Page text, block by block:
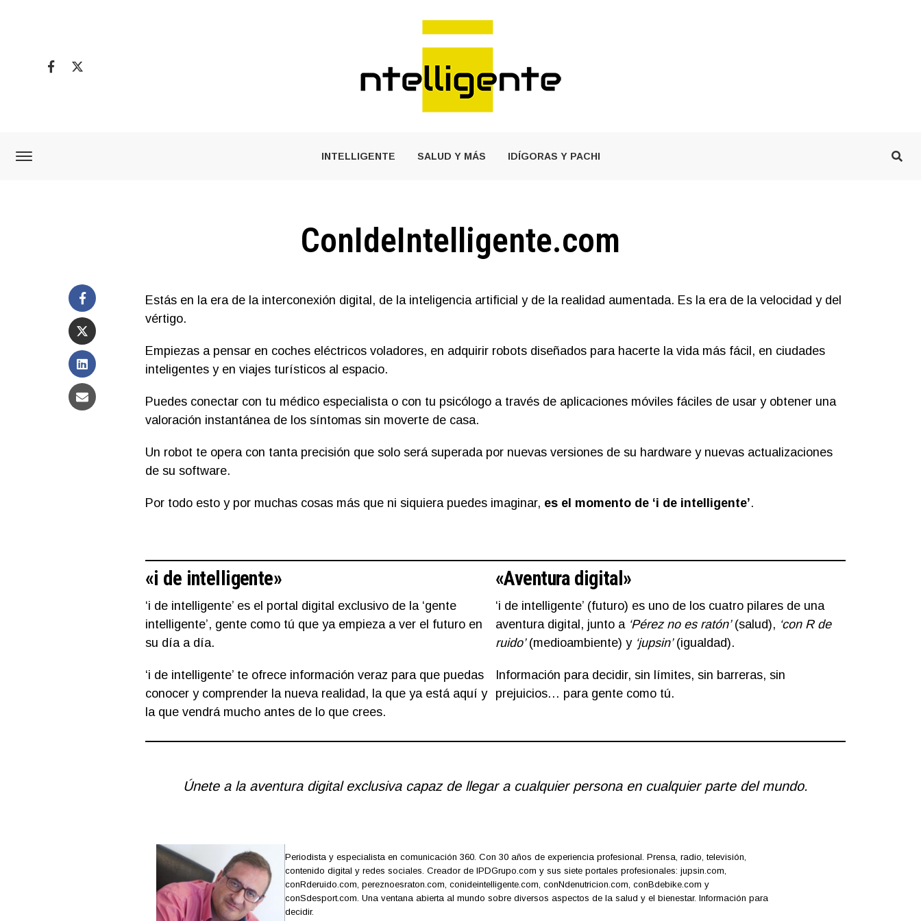
INTELLIGENTE SALUD Y MÁS IDÍGORAS Y PACHI
ConIdeIntelligente.com
Estás en la era de la interconexión digital, de la inteligencia artificial y de la realidad aumentada. Es la era de la velocidad y del
vértigo.
Empiezas a pensar en coches eléctricos voladores, en adquirir robots diseñados para hacerte la vida más fácil, en ciudades
inteligentes y en viajes turísticos al espacio.
Puedes conectar con tu médico especialista o con tu psicólogo a través de aplicaciones móviles fáciles de usar y obtener una
valoración instantánea de los síntomas sin moverte de casa.
Un robot te opera con tanta precisión que solo será superada por nuevas versiones de su hardware y nuevas actualizaciones
de su software.
Por todo esto y por muchas cosas más que ni siquiera puedes imaginar, es el momento de ‘i de intelligente’.
«i de intelligente»
‘i de intelligente’ es el portal digital exclusivo de la ‘gente
intelligente’, gente como tú que ya empieza a ver el futuro en
su día a día.
‘i de intelligente’ te ofrece información veraz para que puedas
conocer y comprender la nueva realidad, la que ya está aquí y
la que vendrá mucho antes de lo que crees.
«Aventura digital»
‘i de intelligente’ (futuro) es uno de los cuatro pilares de una
aventura digital, junto a ‘Pérez no es ratón’(salud), ‘con R de
ruido’(medioambiente) y ‘jupsin’(igualdad).
Información para decidir, sin límites, sin barreras, sin
prejuicios… para gente como tú.
Únete a la aventura digital exclusiva capaz de llegar a cualquier persona en cualquier parte del mundo.
Periodista y especialista en comunicación 360. Con 30 años de experiencia profesional. Prensa, radio, televisión,
contenido digital y redes sociales. Creador de IPDGrupo.com y sus siete portales profesionales: jupsin.com,
conRderuido.com, pereznoesraton.com, conideintelligente.com, conNdenutricion.com, conBdebike.com y
conSdesport.com. Una ventana abierta al mundo sobre diversos aspectos de la salud y el bienestar. Información para
decidir.